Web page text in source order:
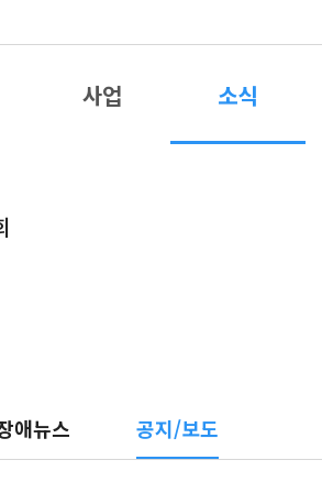
사업 소식
애뉴스 공지/보도